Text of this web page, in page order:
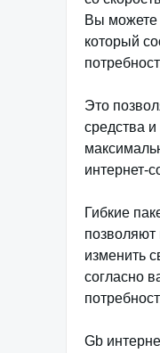
Вы можете
который
Это
средства и
интернет-
Гибкие
изменить
согласно
Gb